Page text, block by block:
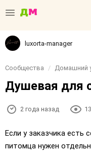
luxorta-manager
Сообщества Домашний
Душевая для
2 года назад
Если у заказчика есть
питомца нужен